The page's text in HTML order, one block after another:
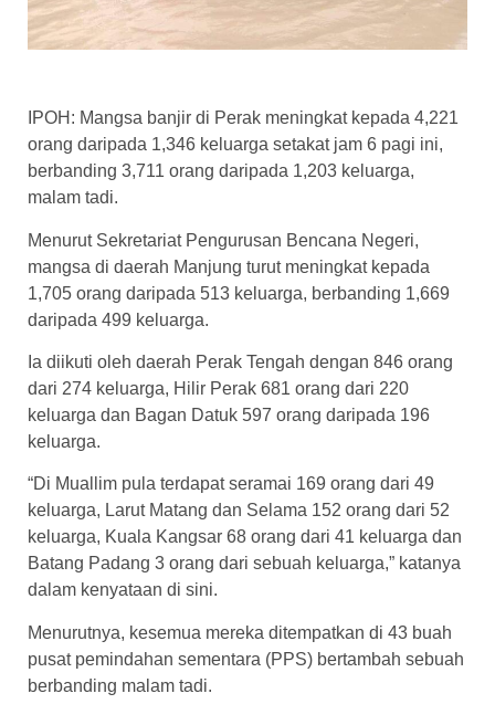
IPOH: Mangsa banjir di Perak meningkat kepada 4,221
orang daripada 1,346 keluarga setakat jam 6 pagi ini,
berbanding 3,711 orang daripada 1,203 keluarga,
malam tadi.
Menurut Sekretariat Pengurusan Bencana Negeri,
mangsa di daerah Manjung turut meningkat kepada
1,705 orang daripada 513 keluarga, berbanding 1,669
daripada 499 keluarga.
Ia diikuti oleh daerah Perak Tengah dengan 846 orang
dari 274 keluarga, Hilir Perak 681 orang dari 220
keluarga dan Bagan Datuk 597 orang daripada 196
keluarga.
“Di Muallim pula terdapat seramai 169 orang dari 49
keluarga, Larut Matang dan Selama 152 orang dari 52
keluarga, Kuala Kangsar 68 orang dari 41 keluarga dan
Batang Padang 3 orang dari sebuah keluarga,” katanya
dalam kenyataan di sini.
Menurutnya, kesemua mereka ditempatkan di 43 buah
pusat pemindahan sementara (PPS) bertambah sebuah
berbanding malam tadi.